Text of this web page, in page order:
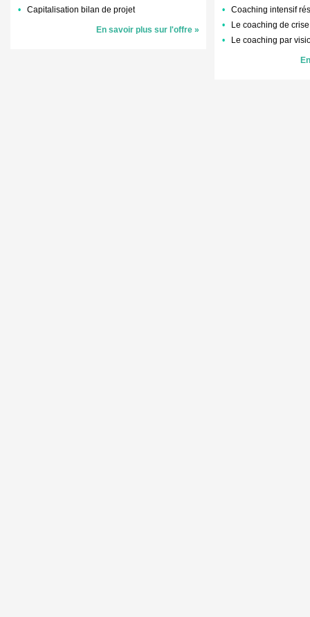
Capitalisation bilan de projet
En savoir plus sur l'offre »
Coaching intensif
Le coaching de crise
Le coaching par